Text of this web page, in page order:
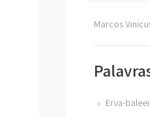
Marcos
Erva-